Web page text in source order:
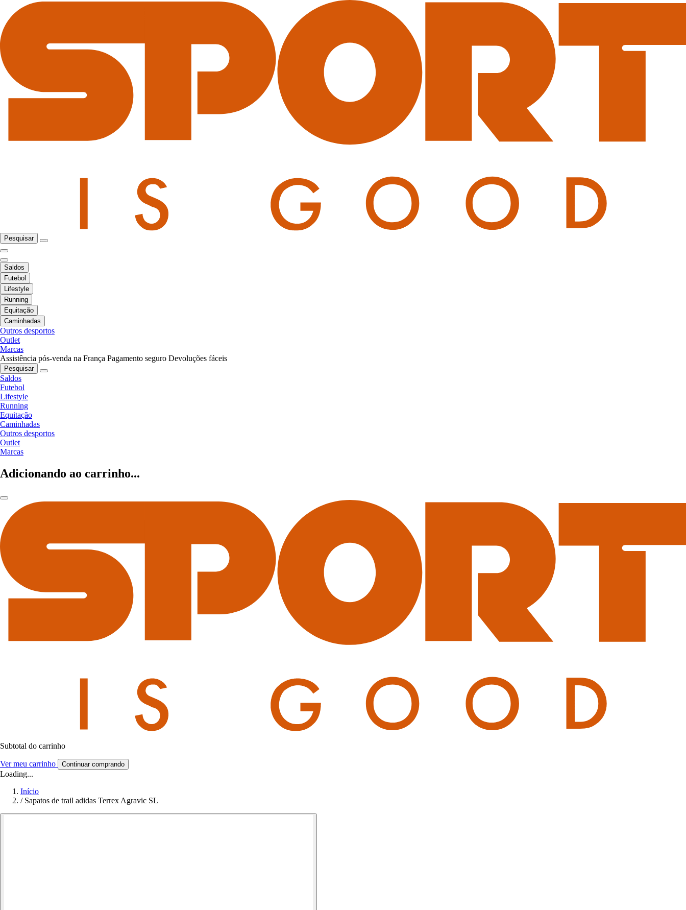
Pesquisar
Saldos
Futebol
Lifestyle
Running
Equitação
Caminhadas
Outros desportos
Outlet
Marcas
Assistência pós-venda na França Pagamento seguro Devoluções fáceis
Pesquisar
Saldos
Futebol
Lifestyle
Running
Equitação
Caminhadas
Outros desportos
Outlet
Marcas
Adicionando ao carrinho...
Subtotal do carrinho
Ver meu carrinho Continuar comprando
Loading...
Início
/ Sapatos de trail adidas Terrex Agravic SL